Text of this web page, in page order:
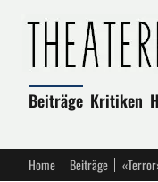
Beiträge Kritiken
Home Beiträge